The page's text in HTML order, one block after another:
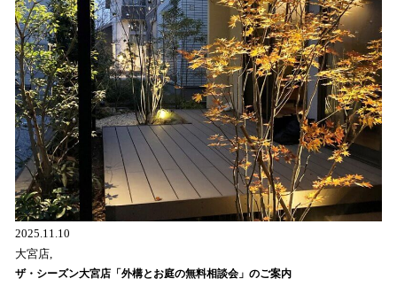
2025.11.10
大宮店,
ザ・シーズン大宮店「外構とお庭の無料相談会」のご案内